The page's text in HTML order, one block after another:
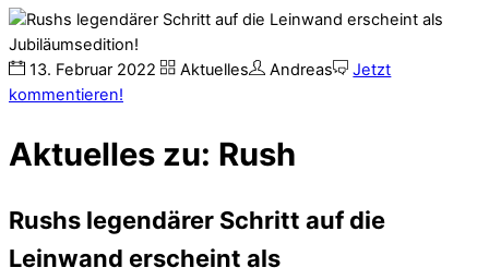
13. Februar 2022 Aktuelles Andreas
Jetzt
kommentieren!
Aktuelles zu: Rush
Rushs legendärer Schritt auf die
Leinwand erscheint als